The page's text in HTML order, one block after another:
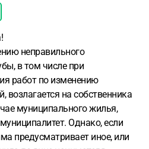
неправильного
в том числе при
работ по изменению
возлагается на собственника
муниципального жилья,
Однако, если
предусматривает иное, или